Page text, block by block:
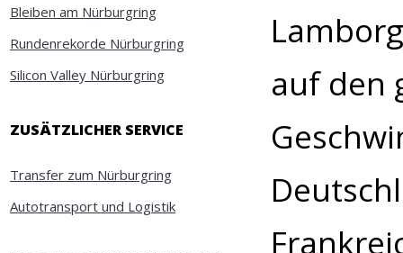
Bleiben am Nürburgring
Rundenrekorde Nürburgring
Silicon Valley Nürburgring
ZUSÄTZLICHER SERVICE
Transfer zum Nürburgring
Autotransport und Logistik
auf den